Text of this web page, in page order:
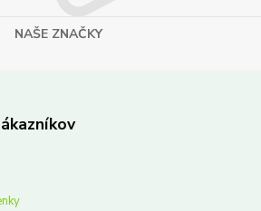
NAŠE ZNAČKY